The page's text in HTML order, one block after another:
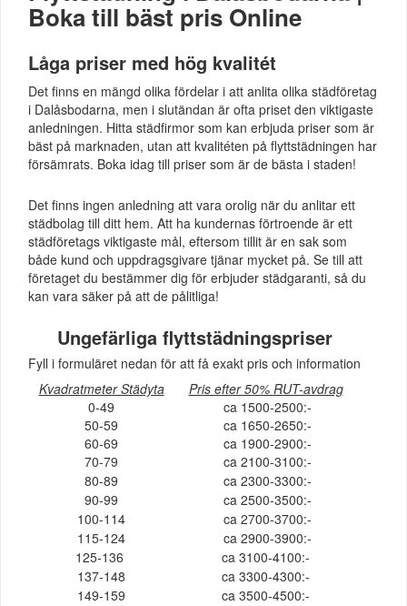
Boka till bäst pris Online
Låga priser med hög kvalitét
Det finns en mängd olika fördelar i att anlita olika städföretag
i Dalåsbodarna, men i slutändan är ofta priset den viktigaste
anledningen. Hitta städfirmor som kan erbjuda priser som är
bäst på marknaden, utan att kvalitéten på flyttstädningen har
försämrats. Boka idag till priser som är de bästa i staden!
Det finns ingen anledning att vara orolig när du anlitar ett
städbolag till ditt hem. Att ha kundernas förtroende är ett
städföretags viktigaste mål, eftersom tillit är en sak som
både kund och uppdragsgivare tjänar mycket på. Se till att
företaget du bestämmer dig för erbjuder städgaranti, så du
kan vara säker på att de pålitliga!
Ungefärliga flyttstädningspriser
Fyll i formuläret nedan för att få exakt pris och information
Kvadratmeter Städyta
Pris efter 50% RUT-avdrag
0-49
ca 1500-2500:-
50-59
ca 1650-2650:-
60-69
ca 1900-2900:-
70-79
ca 2100-3100:-
80-89
ca 2300-3300:-
90-99
ca 2500-3500:-
100-114
ca 2700-3700:-
115-124
ca 2900-3900:-
125-136
ca 3100-4100:-
137-148
ca 3300-4300:-
149-159
ca 3500-4500:-